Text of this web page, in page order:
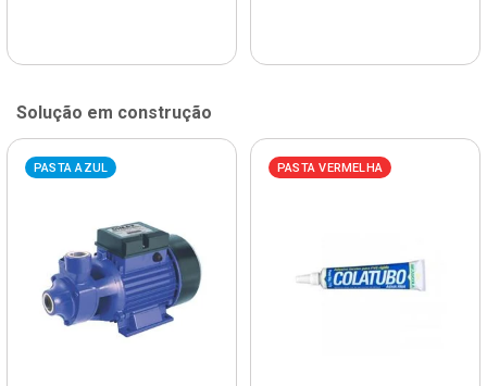
Solução em construção
PASTA AZUL PASTA VERMELHA